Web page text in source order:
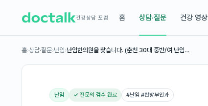
건강상담 포럼 홈 상담·질문 건강 영상
홈›상담·질문›난임›난임한의원을 찾습니다. (춘천 30대 중반/여 난임…
난임 ✓ 전문의 검수 완료 #난임 #한방부인과